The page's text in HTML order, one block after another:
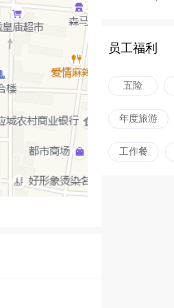
员工福利
五险
年度旅游
工作餐